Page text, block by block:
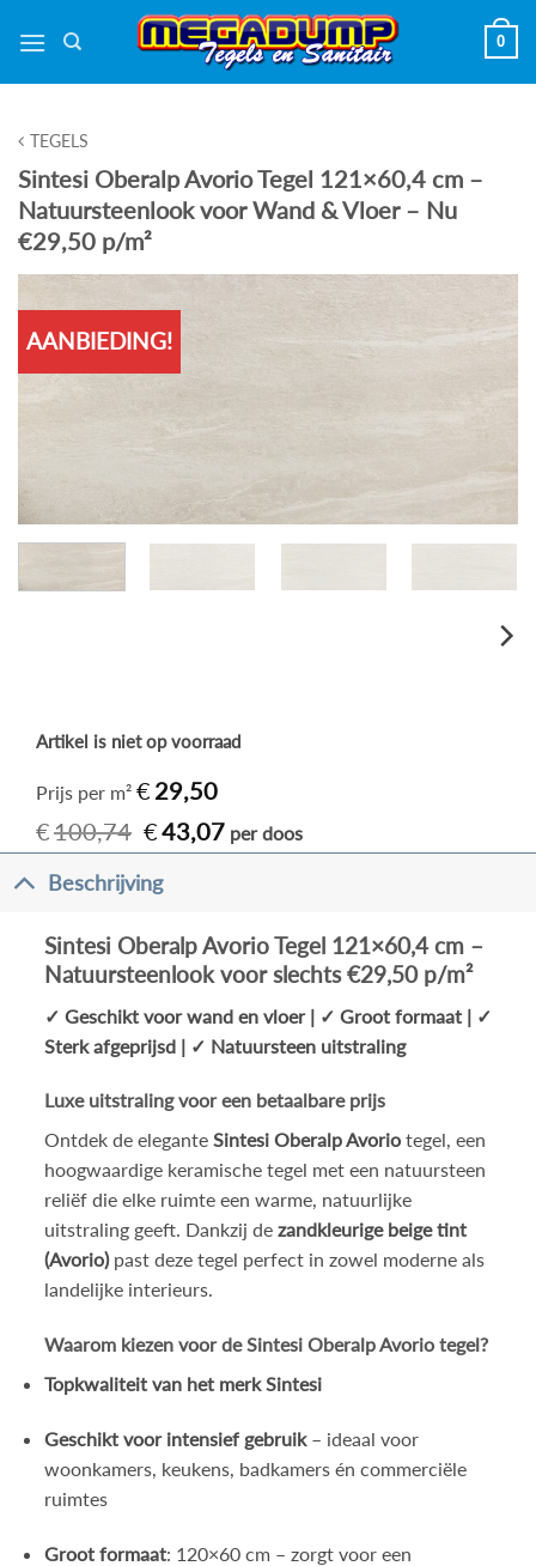
naar
0
TEGELS
Sintesi Oberalp Avorio Tegel 121×60,4 cm –
Natuursteenlook voor Wand & Vloer – Nu
€29,50 p/m²
AANBIEDING!
Prijs per m² € 29,50
€100,74 Oorspronkelijke
prijs
€100,74.
€43,07Huidige
prijs
per doos
Artikel is niet op voorraad
Beschrijving
Sintesi Oberalp Avorio Tegel 121×60,4 cm –
Natuursteenlook voor slechts €29,50 p/m²
✓ Geschikt voor wand en vloer | ✓ Groot formaat | ✓
Sterk afgeprijsd | ✓ Natuursteen uitstraling
Luxe uitstraling voor een betaalbare prijs
Ontdek de elegante Sintesi Oberalp Avoriotegel, een
hoogwaardige keramische tegel met een natuursteen
reliëf die elke ruimte een warme, natuurlijke
uitstraling geeft. Dankzij de zandkleurige beige tint
(Avorio)past deze tegel perfect in zowel moderne als
landelijke interieurs.
Waarom kiezen voor de Sintesi Oberalp Avorio tegel?
Topkwaliteit van het merk Sintesi
Geschikt voor intensief gebruik– ideaal voor
woonkamers, keukens, badkamers én commerciële
ruimtes
Groot formaat: 120×60 cm – zorgt voor een